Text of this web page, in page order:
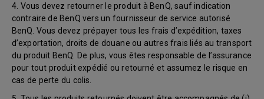
4. Vous devez retourner le produit à BenQ, sauf indication
contraire de BenQ vers un fournisseur de service autorisé
BenQ. Vous devez prépayer tous les frais d’expédition, taxes
d’exportation, droits de douane ou autres frais liés au transport
du produit BenQ. De plus, vous êtes responsable de l’assurance
pour tout produit expédié ou retourné et assumez le risque en
cas de perte du colis.